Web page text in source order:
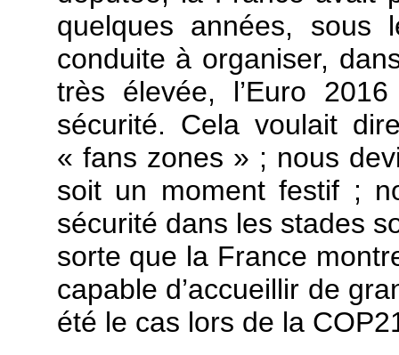
quelques années, sous
conduite à organiser,
très élevée, l’Euro
sécurité. Cela voulait
« fans zones » ; nous
soit un moment festif ;
sécurité dans les stades
sorte que la France
capable d’accueillir de
été le cas lors de la